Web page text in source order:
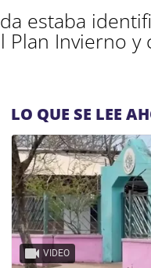
estaba
Invierno y
LO QUE SE LEE
VIDEO